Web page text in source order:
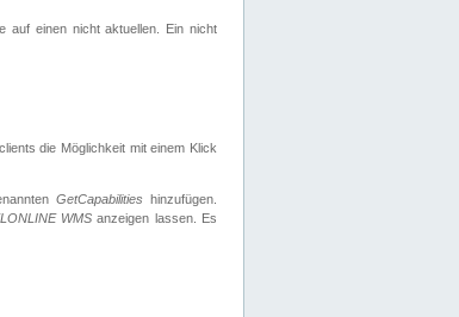
auf einen nicht aktuellen. Ein nicht
die Möglichkeit mit einem Klick
GetCapabilities hinzufügen.
WMSanzeigen lassen. Es